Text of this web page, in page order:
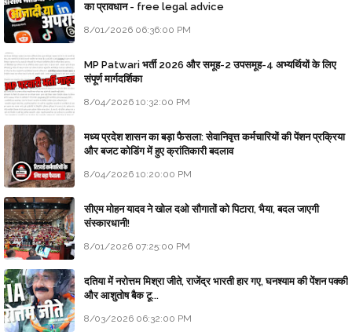
का प्रावधान - free legal advice
8/01/2026 06:36:00 PM
MP Patwari भर्ती 2026 और समूह-2 उपसमूह-4 अभ्यर्थियों के लिए
संपूर्ण मार्गदर्शिका
8/04/2026 10:32:00 PM
मध्य प्रदेश शासन का बड़ा फैसला: सेवानिवृत्त कर्मचारियों की पेंशन प्रक्रिया
और बजट कोडिंग में हुए क्रांतिकारी बदलाव
8/04/2026 10:20:00 PM
सीएम मोहन यादव ने खोल दओ सौगातों को पिटारा, भैया, बदल जाएगी
संस्कारधानी!
8/01/2026 07:25:00 PM
दतिया में नरोत्तम मिश्रा जीते, राजेंद्र भारती हार गए, घनश्याम की पेंशन पक्की
और आशुतोष बैक टू...
8/03/2026 06:32:00 PM